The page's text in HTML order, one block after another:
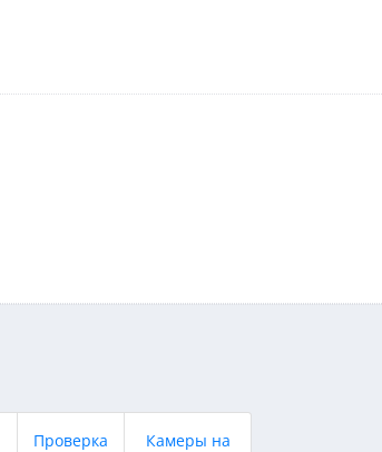
Проверка
Камеры на